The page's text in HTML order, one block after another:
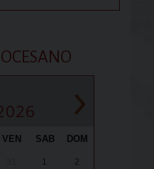
›
VEN SAB DOM
1 2